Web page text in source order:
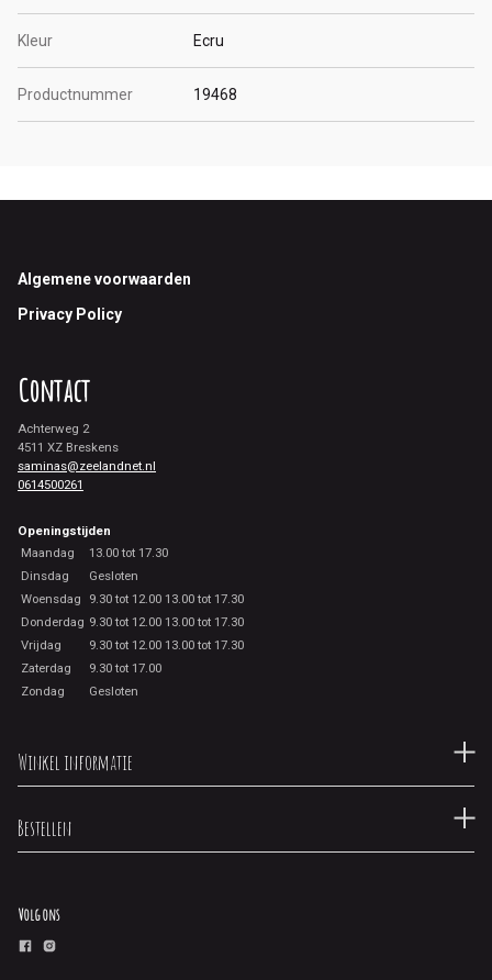
Kleur Ecru
Productnummer 19468
Footer
Algemene voorwaarden
Privacy Policy
Contact
Achterweg 2
4511 XZ Breskens
saminas@zeelandnet.nl
0614500261
Openingstijden
Maandag
13.00 tot 17.30
Dinsdag
Gesloten
Woensdag
9.30 tot 12.00 13.00 tot 17.30
Donderdag 9.30 tot 12.00 13.00 tot 17.30
Vrijdag
9.30 tot 12.00 13.00 tot 17.30
Zaterdag
9.30 tot 17.00
Zondag
Gesloten
Winkel informatie
Bestellen
Volg ons